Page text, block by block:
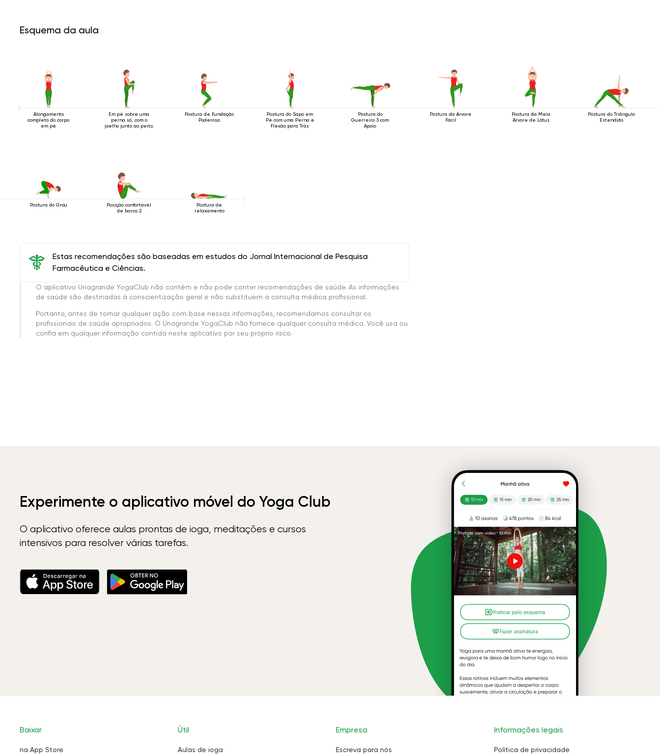
Esquema da aula
Alongamento
completo do corpo
em pé
Em pé sobre uma
perna só, com o
joelho junto ao peito.
Postura de Fundação
Poderosa
Postura do Sapo em
Pé com uma Perna e
Flexão para Trás
Postura do
Guerreiro 3 com
Apoio
Postura da Árvore
Fácil
Postura da Meia
Árvore de Lótus
Postura do Triângulo
Estendido
Postura do Grou
Posição confortável
de barco 2
Postura de
relaxamento
Estas recomendações são baseadas em estudos do Jornal Internacional de Pesquisa
Farmacêutica e Ciências.
O aplicativo Unagrande YogaClub não contém e não pode conter recomendações de saúde. As informações
de saúde são destinadas à conscientização geral e não substituem a consulta médica profissional.
Portanto, antes de tomar qualquer ação com base nessas informações, recomendamos consultar os
profissionais de saúde apropriados. O Unagrande YogaClub não fornece qualquer consulta médica. Você usa ou
confia em qualquer informação contida neste aplicativo por seu próprio risco.
Experimente o aplicativo móvel do Yoga Club
O aplicativo oferece aulas prontas de ioga, meditações e cursos
intensivos para resolver várias tarefas.
Baixar
na App Store
Útil
Aulas de ioga
Empresa
Escreva para nós
Informações legais
Política de privacidade